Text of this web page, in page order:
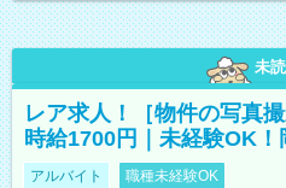
未読
レア求人！［物件の写真
時給1700円｜未経験OK
アルバイト 職種未経験OK